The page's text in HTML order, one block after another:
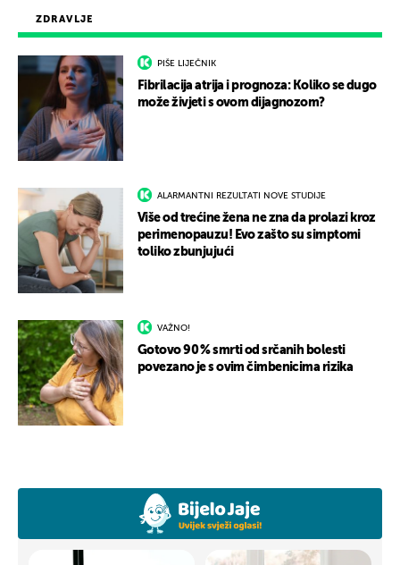
ZDRAVLJE
PIŠE LIJEČNIK
Fibrilacija atrija i prognoza: Koliko se dugo
može živjeti s ovom dijagnozom?
ALARMANTNI REZULTATI NOVE STUDIJE
Više od trećine žena ne zna da prolazi kroz
perimenopauzu! Evo zašto su simptomi
toliko zbunjujući
VAŽNO!
Gotovo 90 % smrti od srčanih bolesti
povezano je s ovim čimbenicima rizika